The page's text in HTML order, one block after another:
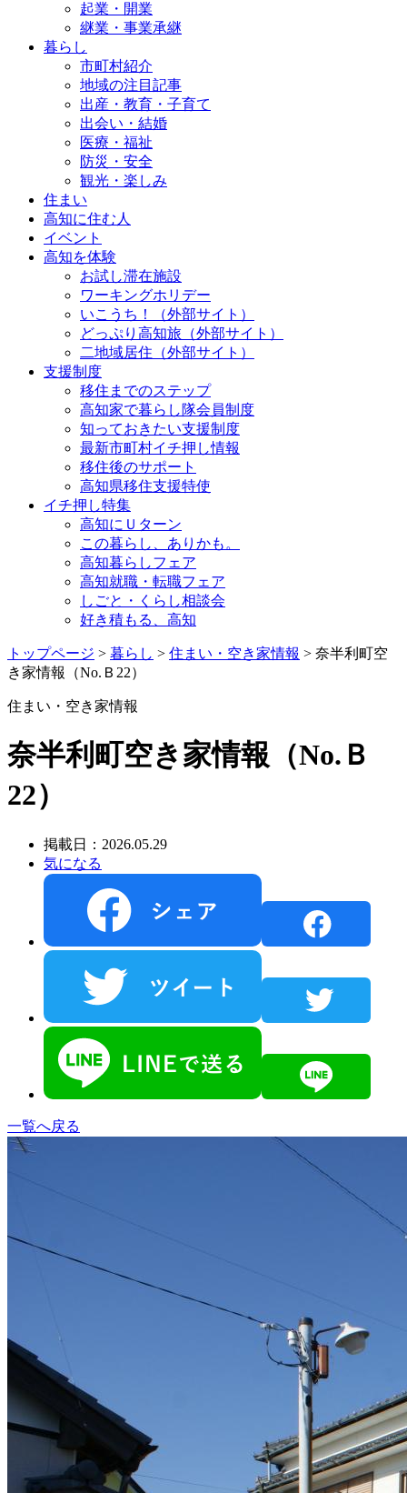
起業・開業
継業・事業承継
暮らし
市町村紹介
地域の注目記事
出産・教育・子育て
出会い・結婚
医療・福祉
防災・安全
観光・楽しみ
住まい
高知に住む人
イベント
高知を体験
お試し滞在施設
ワーキングホリデー
いこうち！（外部サイト）
どっぷり高知旅（外部サイト）
二地域居住（外部サイト）
支援制度
移住までのステップ
高知家で暮らし隊会員制度
知っておきたい支援制度
最新市町村イチ押し情報
移住後のサポート
高知県移住支援特使
イチ押し特集
高知にＵターン
この暮らし、ありかも。
高知暮らしフェア
高知就職・転職フェア
しごと・くらし相談会
好き積もる、高知
トップページ > 暮らし > 住まい・空き家情報 > 奈半利町空
き家情報（No.Ｂ22）
住まい・空き家情報
奈半利町空き家情報（No.Ｂ
22）
掲載日：2026.05.29
気になる
一覧へ戻る